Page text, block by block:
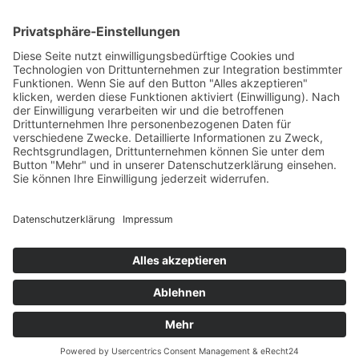
Best Practice
Termine
Büchereien
Weiterführende Schulen
Podcast
Abonniere unseren Newsletter
Datenschutzerklärung.
Copyright © 2026 · Bücheralarm
Widerrufsbelehrung
Impressum